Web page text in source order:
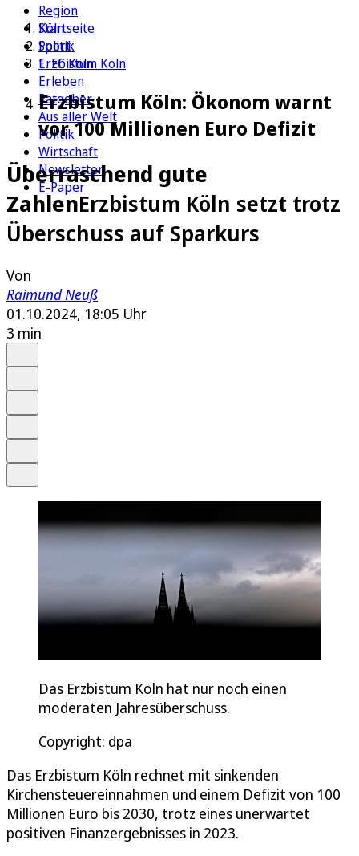
Region
Köln
Sport
1. FC Köln
Erleben
Ratgeber
Aus aller Welt
Politik
Wirtschaft
Newsletter
E-Paper
Startseite
Politik
Erzbistum Köln
Erzbistum Köln: Ökonom warnt
vor 100 Millionen Euro Defizit
Überraschend gute
ZahlenErzbistum Köln setzt trotz
Überschuss auf Sparkurs
Von
Raimund Neuß
01.10.2024, 18:05 Uhr
3 min
Das Erzbistum Köln hat nur noch einen
moderaten Jahresüberschuss.
Copyright: dpa
Das Erzbistum Köln rechnet mit sinkenden
Kirchensteuereinnahmen und einem Defizit von 100
Millionen Euro bis 2030, trotz eines unerwartet
positiven Finanzergebnisses in 2023.